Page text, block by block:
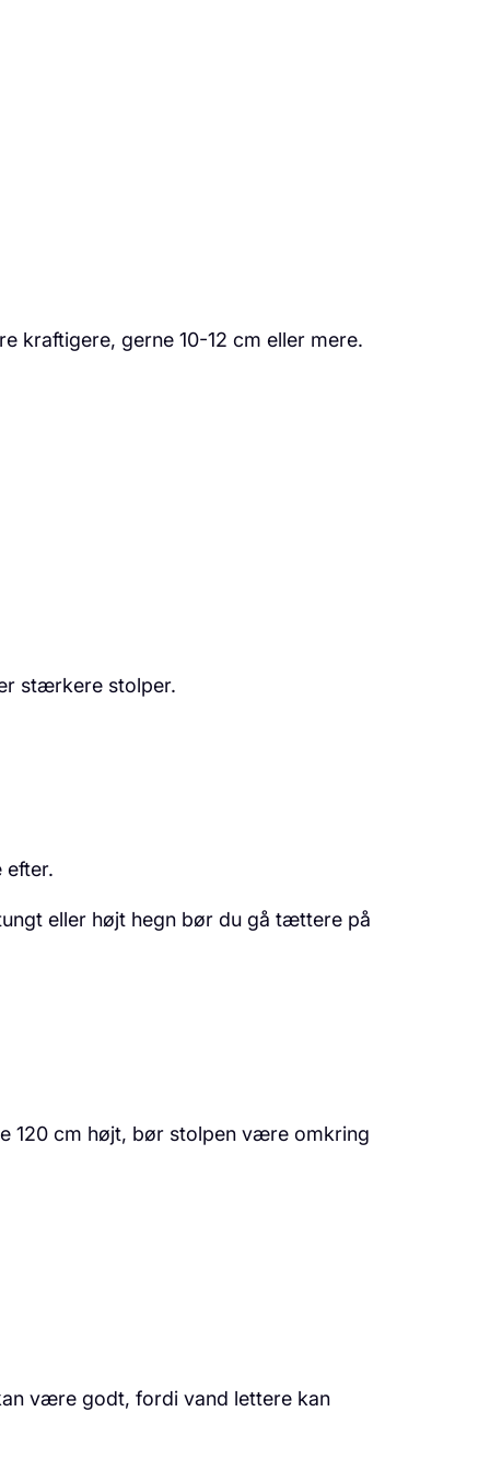
kraftigere, gerne 10-12 cm eller mere.
stærkere stolper.
efter.
eller højt hegn bør du gå tættere på
120 cm højt, bør stolpen være omkring
være godt, fordi vand lettere kan